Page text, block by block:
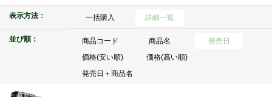
表示方法： 一括購入 詳細一覧
並び順： 商品コード 商品名
発売日
価格(安い順)
価格(高い順)
発売日＋商品名